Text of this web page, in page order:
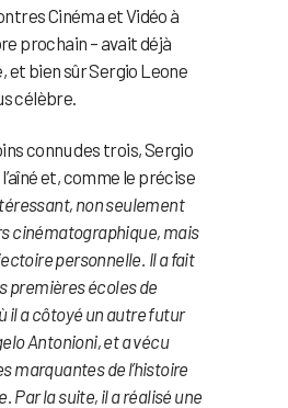
Cinéma et Vidéo à
prochain – avait déjà
et bien sûr Sergio Leone
célèbre.
connu des trois, Sergio
et, comme le précise
non seulement
cinématographique, mais
personnelle. Il a fait
premières écoles de
il a côtoyé un autre futur
Antonioni, et a vécu
marquantes de l’histoire
Par la suite, il a réalisé une